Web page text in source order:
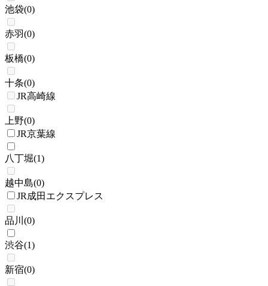
池袋(0)
赤羽(0)
板橋(0)
十条(0)
JR高崎線
上野(0)
JR京葉線
八丁堀(1)
越中島(0)
JR成田エクスプレス
品川 (0)
渋谷(1)
新宿(0)